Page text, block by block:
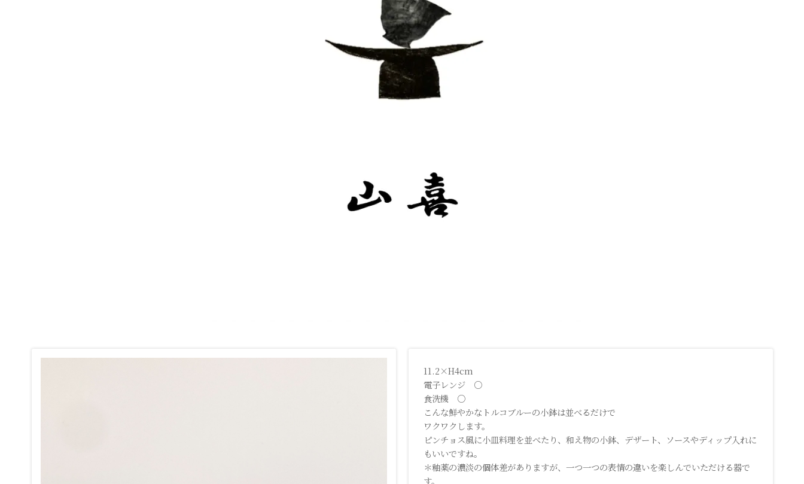
11.2×H4cm
電子レンジ ○
食洗機 ○
こんな鮮やかなトルコブルーの小鉢は並べるだけで
ワクワクします。
ピンチョス風に小皿料理を並べたり、和え物の小鉢、デザート、ソースやディップ入れに
もいいですね。
＊釉薬の濃淡の個体差がありますが、一つ一つの表情の違いを楽しんでいただける器で
す。